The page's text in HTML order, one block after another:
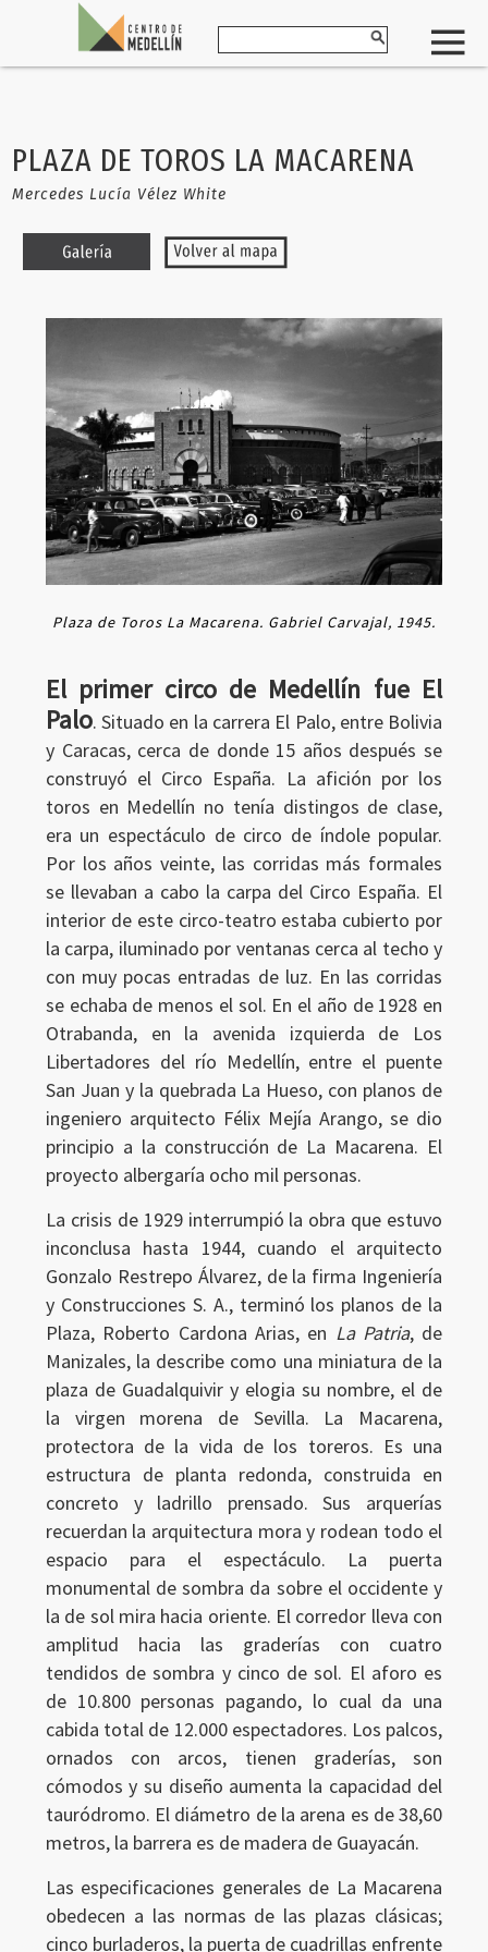
PLAZA DE TOROS LA MACARENA
Mercedes Lucía Vélez White
Plaza de Toros La Macarena. Gabriel Carvajal, 1945.
El primer circo de Medellín fue El
Palo. Situado en la carrera El Palo, entre Bolivia
y Caracas, cerca de donde 15 años después se
construyó el Circo España. La afición por los
toros en Medellín no tenía distingos de clase,
era un espectáculo de circo de índole popular.
Por los años veinte, las corridas más formales
se llevaban a cabo la carpa del Circo España. El
interior de este circo-teatro estaba cubierto por
la carpa, iluminado por ventanas cerca al techo y
con muy pocas entradas de luz. En las corridas
se echaba de menos el sol. En el año de 1928 en
Otrabanda, en la avenida izquierda de Los
Libertadores del río Medellín, entre el puente
San Juan y la quebrada La Hueso, con planos de
ingeniero arquitecto Félix Mejía Arango, se dio
principio a la construcción de La Macarena. El
proyecto albergaría ocho mil personas.
La crisis de 1929 interrumpió la obra que estuvo
inconclusa hasta 1944, cuando el arquitecto
Gonzalo Restrepo Álvarez, de la firma Ingeniería
y Construcciones S. A., terminó los planos de la
Plaza, Roberto Cardona Arias, en La Patria, de
Manizales, la describe como una miniatura de la
plaza de Guadalquivir y elogia su nombre, el de
la virgen morena de Sevilla. La Macarena,
protectora de la vida de los toreros. Es una
estructura de planta redonda, construida en
concreto y ladrillo prensado. Sus arquerías
recuerdan la arquitectura mora y rodean todo el
espacio para el espectáculo. La puerta
monumental de sombra da sobre el occidente y
la de sol mira hacia oriente. El corredor lleva con
amplitud hacia las graderías con cuatro
tendidos de sombra y cinco de sol. El aforo es
de 10.800 personas pagando, lo cual da una
cabida total de 12.000 espectadores. Los palcos,
ornados con arcos, tienen graderías, son
cómodos y su diseño aumenta la capacidad del
tauródromo. El diámetro de la arena es de 38,60
metros, la barrera es de madera de Guayacán.
Las especificaciones generales de La Macarena
obedecen a las normas de las plazas clásicas;
cinco burladeros, la puerta de cuadrillas enfrente
Ingresar